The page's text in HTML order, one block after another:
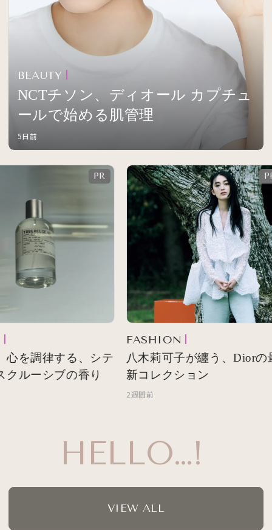
BEAUTY
NCTチソン、ディオール カプチュ
ールで始める肌管理
5日前
HELLO…!
を調律する、シテ
ルーシブの香り
FASHION
八木莉可子が纏う、Diorの最
新コレクション
2週間前
VIEW ALL